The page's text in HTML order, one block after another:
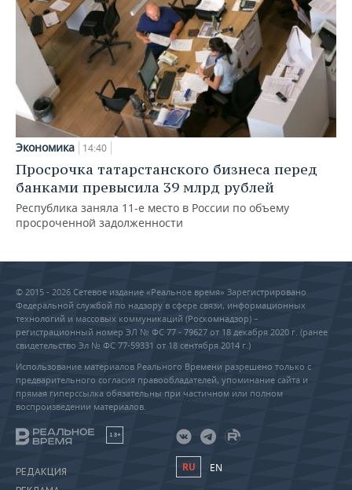
Экономика 14:40
Просрочка татарстанского бизнеса перед
банками превысила 39 млрд рублей
Республика заняла 11-е место в России по объему
просроченной задолженности
© 2015 - 2026 Сетевое издание «Реальное время» Зарегистрировано
Федеральной службой по надзору в сфере связи, информационных
технологий и массовых коммуникаций (Роскомнадзор) –
регистрационный номер ЭЛ № ФС 77 - 79627 от 18 декабря 2020 г. (ранее
свидетельство Эл № ФС 77-59331 от 18 сентября 2014 г.)
Использование материалов Реального Времени разрешено только с
предварительного согласия правообладателей, упоминание сайта и
прямая гиперссылка обязательны при частичном или полном
воспроизведении материалов.
18+
РЕДАКЦИЯ
RU EN